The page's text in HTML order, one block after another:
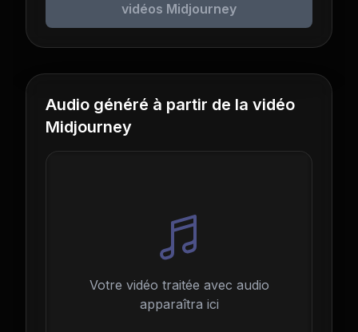
vidéos Midjourney
Audio généré à partir de la vidéo
Midjourney
Votre vidéo traitée avec audio
apparaîtra ici